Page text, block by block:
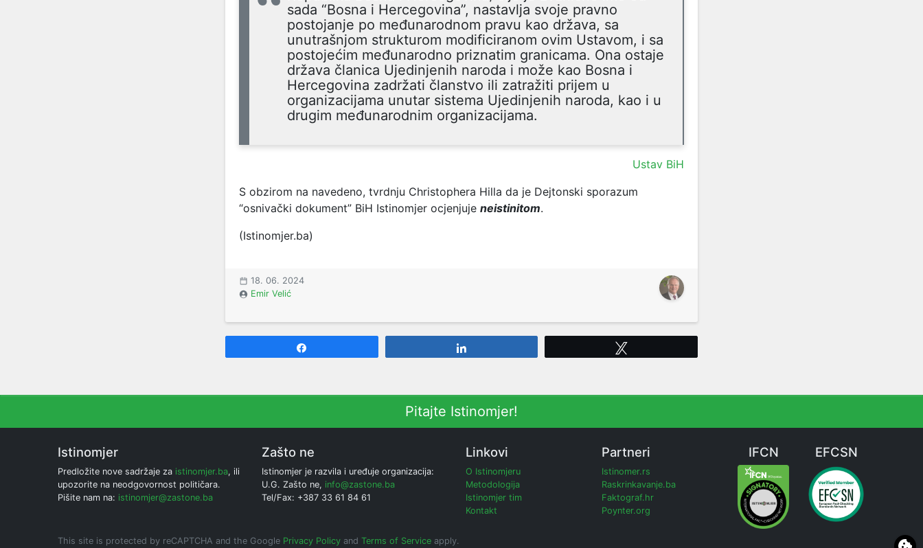
sada “Bosna i Hercegovina”, nastavlja svoje pravno
postojanje po međunarodnom pravu kao država, sa
unutrašnjom strukturom modificiranom ovim Ustavom, i sa
postojećim međunarodno priznatim granicama. Ona ostaje
država članica Ujedinjenih naroda i može kao Bosna i
Hercegovina zadržati članstvo ili zatražiti prijem u
organizacijama unutar sistema Ujedinjenih naroda, kao i u
drugim međunarodnim organizacijama.
Ustav BiH
S obzirom na navedeno, tvrdnju Christophera Hilla da je Dejtonski sporazum
“osnivački dokument” BiH Istinomjer ocjenjuje neistinitom.
(Istinomjer.ba)
18. 06. 2024
Emir Velić
Pitajte Istinomjer!
Istinomjer
Predložite nove sadržaje za istinomjer.ba, ili
upozorite na neodgovornost političara.
Pišite nam na: istinomjer@zastone.ba
Zašto ne
Istinomjer je razvila i uređuje organizacija:
U.G. Zašto ne, info@zastone.ba
Tel/Fax: +387 33 61 84 61
Linkovi
O Istinomjeru
Metodologija
Istinomjer tim
Kontakt
Partneri
Istinomer.rs
Raskrinkavanje.ba
Faktograf.hr
Poynter.org
IFCN EFCSN
This site is protected by reCAPTCHA and the Google Privacy Policy and Terms of Service apply.